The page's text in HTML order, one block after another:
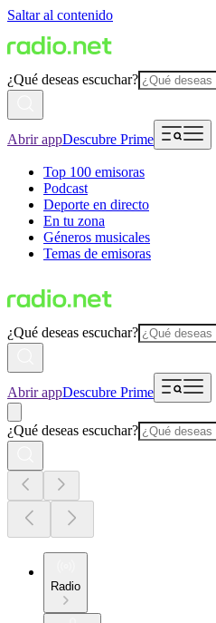
Saltar al contenido
¿Qué deseas escuchar?
Abrir appDescubre Prime
Top 100 emisoras
Podcast
Deporte en directo
En tu zona
Géneros musicales
Temas de emisoras
¿Qué deseas escuchar?
Abrir appDescubre Prime
¿Qué deseas escuchar?
Radio